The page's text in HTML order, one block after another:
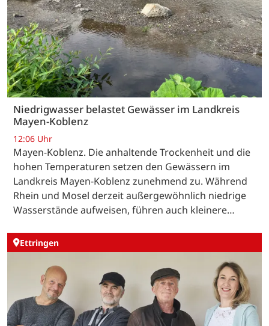
Niedrigwasser belastet Gewässer im Landkreis
Mayen-Koblenz
12:06 Uhr
Mayen-Koblenz. Die anhaltende Trockenheit und die
hohen Temperaturen setzen den Gewässern im
Landkreis Mayen-Koblenz zunehmend zu. Während
Rhein und Mosel derzeit außergewöhnlich niedrige
Wasserstände aufweisen, führen auch kleinere…
Ettringen